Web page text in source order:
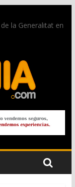
la Generalitat en
nuevos
Marqués de
agosto a
de
de la ciudad y
disfrutar de la